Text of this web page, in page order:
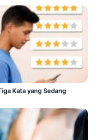
Kata yang Sedang